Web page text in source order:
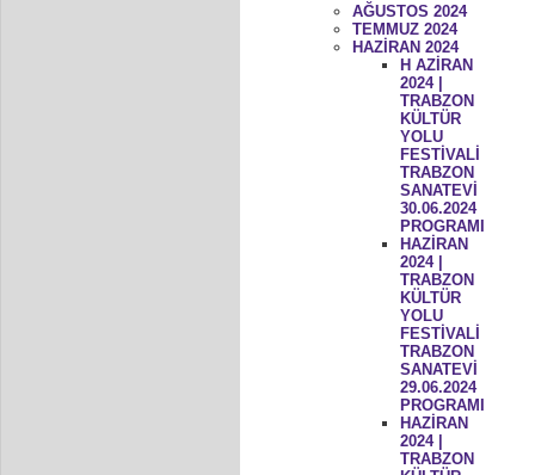
AĞUSTOS 2024
TEMMUZ 2024
HAZİRAN 2024
H AZİRAN
2024 |
TRABZON
KÜLTÜR
YOLU
FESTİVALİ
TRABZON
SANATEVİ
30.06.2024
PROGRAMI
HAZİRAN
2024 |
TRABZON
KÜLTÜR
YOLU
FESTİVALİ
TRABZON
SANATEVİ
29.06.2024
PROGRAMI
HAZİRAN
2024 |
TRABZON